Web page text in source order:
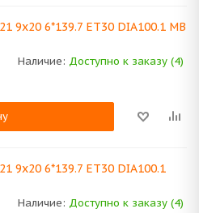
9x20 6*139.7 ET30 DIA100.1 MB
Наличие: Доступно к заказу (4)
9x20 6*139.7 ET30 DIA100.1
Наличие: Доступно к заказу (4)